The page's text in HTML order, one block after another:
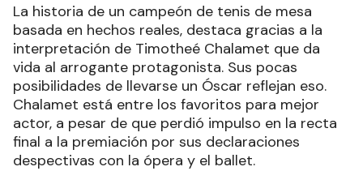
La historia de un campeón de tenis de mesa
basada en hechos reales, destaca gracias a la
interpretación de Timotheé Chalamet que da
vida al arrogante protagonista. Sus pocas
posibilidades de llevarse un Óscar reflejan eso.
Chalamet está entre los favoritos para mejor
actor, a pesar de que perdió impulso en la recta
final a la premiación por sus declaraciones
despectivas con la ópera y el ballet.